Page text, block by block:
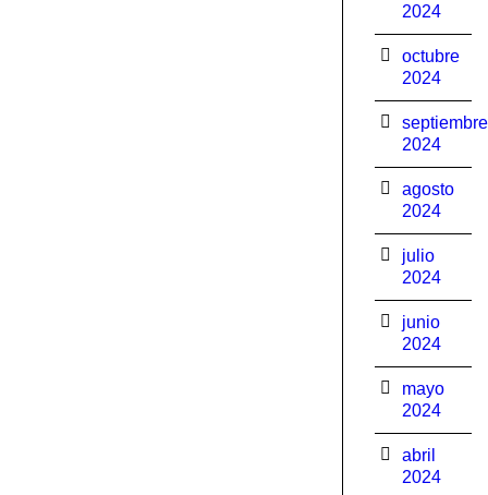
2024
octubre
2024
septiembre
2024
agosto
2024
julio
2024
junio
2024
mayo
2024
abril
2024